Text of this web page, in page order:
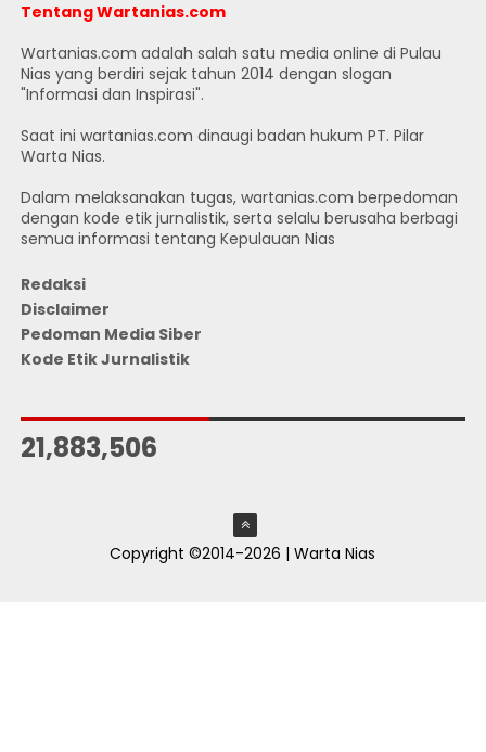
Tentang Wartanias.com
Wartanias.com adalah salah satu media online di Pulau
Nias yang berdiri sejak tahun 2014 dengan slogan
"Informasi dan Inspirasi".
Saat ini wartanias.com dinaugi badan hukum PT. Pilar
Warta Nias.
Dalam melaksanakan tugas, wartanias.com berpedoman
dengan kode etik jurnalistik, serta selalu berusaha berbagi
semua informasi tentang Kepulauan Nias
Redaksi
Disclaimer
Pedoman Media Siber
Kode Etik Jurnalistik
21,883,506
Copyright ©2014-2026 | Warta Nias